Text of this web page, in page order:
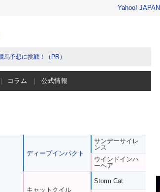
Yahoo! JAPAN
予想に挑戦！（PR）
コラム 公式情報
ディープインパクト
キャットクイル
サンデーサイレ
ンス
ウインドインハ
ーヘア
Storm Cat